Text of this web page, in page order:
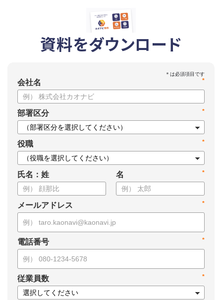
資料をダウンロード
*
会社名
*
部署区分
*
役職
氏名：姓 *
名
*
メールアドレス
*
電話番号
*
従業員数